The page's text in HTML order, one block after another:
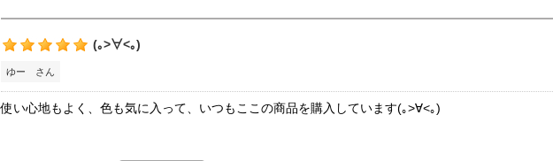
(｡>∀<｡)
ゆー さん
使い心地もよく、色も気に入って、いつもここの商品を購入しています(｡>∀<｡)